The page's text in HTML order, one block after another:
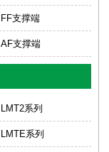
FF支撑端
AF支撑端
LMT2系列
LMTE系列